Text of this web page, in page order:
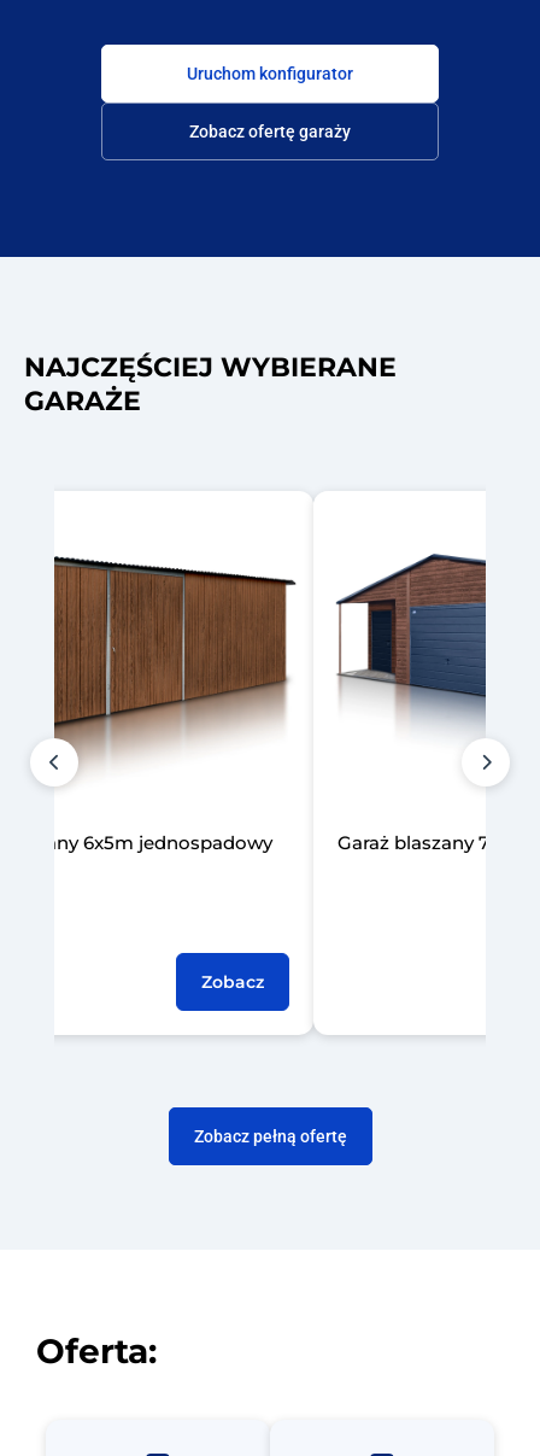
Uruchom konfigurator
Zobacz ofertę garaży
NAJCZĘŚCIEJ WYBIERANE
GARAŻE
7x8m z wiatą 2m
Zobacz
Garaż blaszany 4x5m
Zobacz pełną ofertę
Oferta: